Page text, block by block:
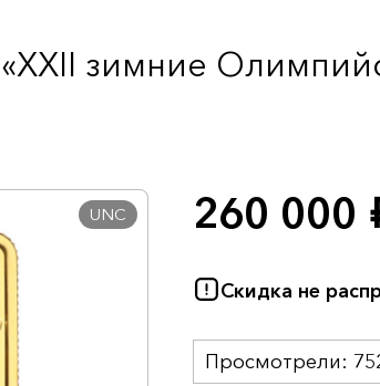
зимние
UNC 260 000
Скидка не
Просмотрели: